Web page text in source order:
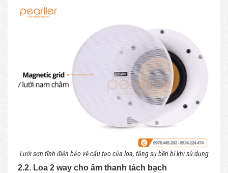
Lưới sơn tĩnh điện bảo vệ cấu tạo của loa, tăng sự bền bỉ khi sử dụng
2.2. Loa 2 way cho âm thanh tách bạch